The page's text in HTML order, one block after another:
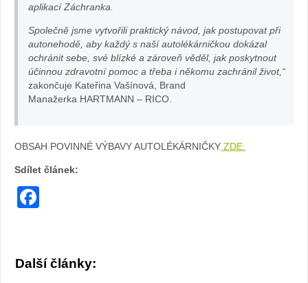
aplikací Záchranka.
Společně jsme vytvořili praktický návod, jak postupovat při
autonehodě, aby každý s naší autolékárničkou dokázal
ochránit sebe, své blízké a zároveň věděl, jak poskytnout
účinnou zdravotní pomoc a třeba i někomu zachránil život,“
zakončuje Kateřina Vašínová, Brand
Manažerka HARTMANN – RICO.
OBSAH POVINNÉ VÝBAVY AUTOLÉKÁRNIČKY ZDE.
Sdílet článek:
Další články: